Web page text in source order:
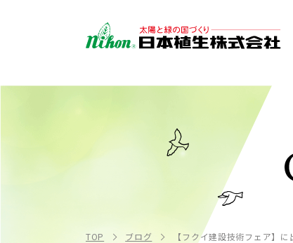
TOP ブログ 【フクイ建設技術フェア】に